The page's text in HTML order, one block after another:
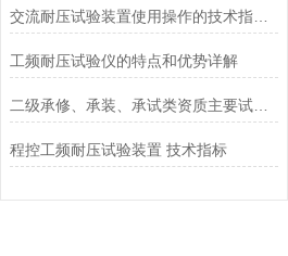
交流耐压试验装置使用操作的技术指导思路
工频耐压试验仪的特点和优势详解
二级承修、承装、承试类资质主要试验设备配置表
程控工频耐压试验装置 技术指标